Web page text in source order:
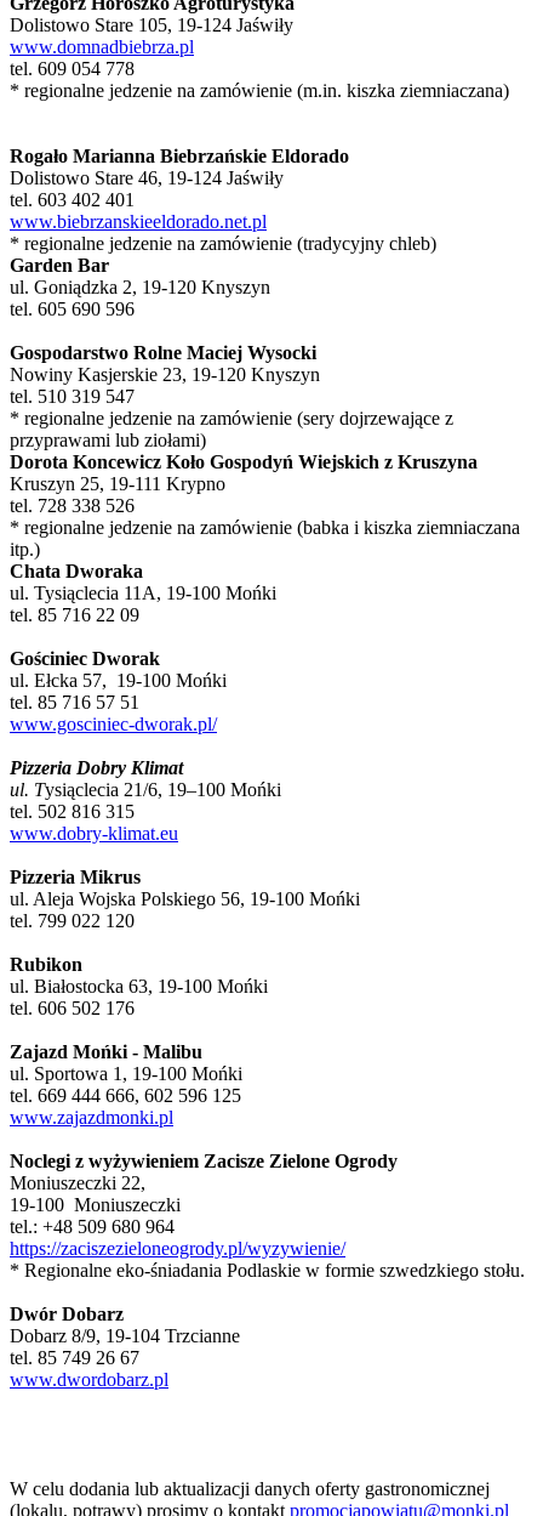
Dolistowo Stare 105, 19-124 Jaświły
www.domnadbiebrza.pl
tel. 609 054 778
* regionalne jedzenie na zamówienie (m.in. kiszka ziemniaczana)
Rogało Marianna Biebrzańskie Eldorado
Dolistowo Stare 46, 19-124 Jaświły
tel. 603 402 401
www.biebrzanskieeldorado.net.pl
* regionalne jedzenie na zamówienie (tradycyjny chleb)
Garden Bar
ul. Goniądzka 2, 19-120 Knyszyn
tel. 605 690 596
Gospodarstwo Rolne Maciej Wysocki
Nowiny Kasjerskie 23, 19-120 Knyszyn
tel. 510 319 547
* regionalne jedzenie na zamówienie (sery dojrzewające z
przyprawami lub ziołami)
Dorota Koncewicz Koło Gospodyń Wiejskich z Kruszyna
Kruszyn 25, 19-111 Krypno
tel. 728 338 526
* regionalne jedzenie na zamówienie (babka i kiszka ziemniaczana
itp.)
Chata Dworaka
ul. Tysiąclecia 11A, 19-100 Mońki
tel. 85 716 22 09
Gościniec Dworak
ul. Ełcka 57, 19-100 Mońki
tel. 85 716 57 51
www.gosciniec-dworak.pl/
Pizzeria Dobry Klimat
ul. Tysiąclecia 21/6, 19–100 Mońki
tel. 502 816 315
www.dobry-klimat.eu
Pizzeria Mikrus
ul. Aleja Wojska Polskiego 56, 19-100 Mońki
tel. 799 022 120
Rubikon
ul. Białostocka 63, 19-100 Mońki
tel. 606 502 176
Zajazd Mońki - Malibu
ul. Sportowa 1, 19-100 Mońki
tel. 669 444 666, 602 596 125
www.zajazdmonki.pl
Noclegi z wyżywieniem Zacisze Zielone Ogrody
Moniuszeczki 22,
19-100 Moniuszeczki
tel.: +48 509 680 964
https://zaciszezieloneogrody.pl/wyzywienie/
* Regionalne eko-śniadania Podlaskie w formie szwedzkiego stołu.
Dwór Dobarz
Dobarz 8/9, 19-104 Trzcianne
tel. 85 749 26 67
www.dwordobarz.pl
W celu dodania lub aktualizacji danych oferty gastronomicznej
(lokalu, potrawy) prosimy o kontakt promocjapowiatu@monki.pl